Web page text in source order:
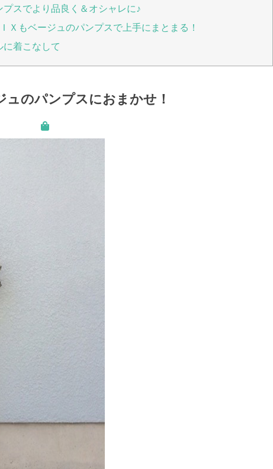
スでより品良く＆オシャレに♪
Ｘもベージュのパンプスで上手にまとまる！
着こなして
ュのパンプスにおまかせ！